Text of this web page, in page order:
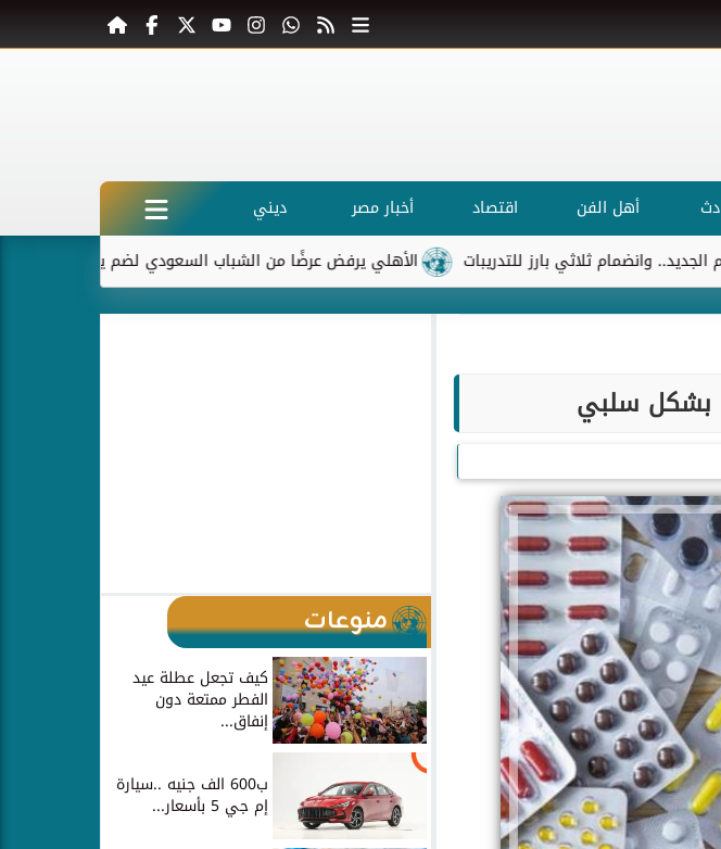
أهل الفن اقتصاد أخبار مصر
ديني
الأهلي يرفض عرضًا من الشباب السعودي لضم ياسر إبراهيم ثلاثي بارز للتدريبات
منوعات
كيف تجعل عطلة عيد
الفطر ممتعة دون
إنفاق...
ب600 الف جنيه ..سيارة
إم جي 5 بأسعار...